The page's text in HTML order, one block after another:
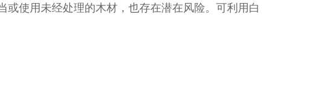
使用未经处理的木材，也存在潜在风险。可利用白